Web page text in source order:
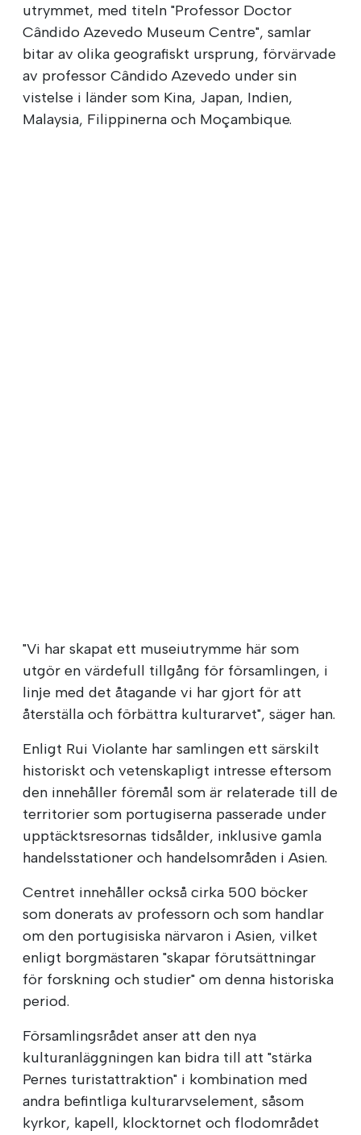
utrymmet, med titeln "Professor Doctor
Cândido Azevedo Museum Centre", samlar
bitar av olika geografiskt ursprung, förvärvade
av professor Cândido Azevedo under sin
vistelse i länder som Kina, Japan, Indien,
Malaysia, Filippinerna och Moçambique.
"Vi har skapat ett museiutrymme här som
utgör en värdefull tillgång för församlingen, i
linje med det åtagande vi har gjort för att
återställa och förbättra kulturarvet", säger han.
Enligt Rui Violante har samlingen ett särskilt
historiskt och vetenskapligt intresse eftersom
den innehåller föremål som är relaterade till de
territorier som portugiserna passerade under
upptäcktsresornas tidsålder, inklusive gamla
handelsstationer och handelsområden i Asien.
Centret innehåller också cirka 500 böcker
som donerats av professorn och som handlar
om den portugisiska närvaron i Asien, vilket
enligt borgmästaren "skapar förutsättningar
för forskning och studier" om denna historiska
period.
Församlingsrådet anser att den nya
kulturanläggningen kan bidra till att "stärka
Pernes turistattraktion" i kombination med
andra befintliga kulturarvselement, såsom
kyrkor, kapell, klocktornet och flodområdet